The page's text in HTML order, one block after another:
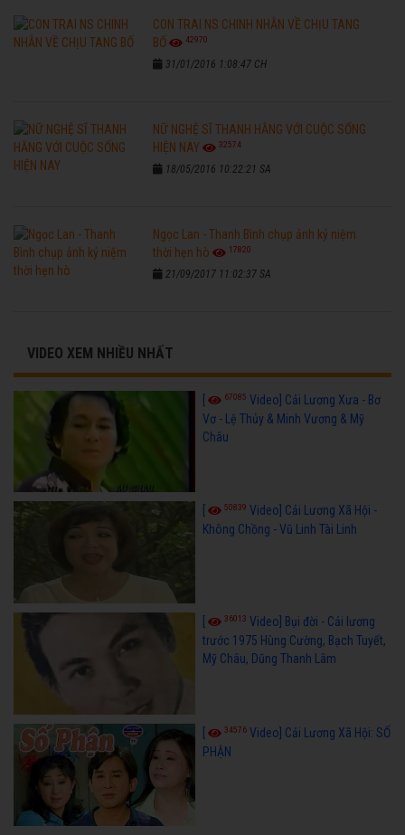
CON TRAI NS CHINH NHẪN VỀ CHỊU TANG
BỐ
42970
31/01/2016 1:08:47 CH
NỮ NGHỆ SĨ THANH HẰNG VỚI CUỘC SỐNG
HIỆN NAY
32574
18/05/2016 10:22:21 SA
Ngọc Lan - Thanh Bình chụp ảnh kỷ niệm
thời hẹn hò
17820
21/09/2017 11:02:37 SA
VIDEO XEM NHIỀU NHẤT
[ 67085 Video] Cải Lương Xưa - Bơ
Vơ - Lệ Thủy & Minh Vương & Mỹ
Châu
50839 Video] Cải Lương Xã Hội -
Không Chồng - Vũ Linh Tài Linh
36013 Video] Bụi đời - Cải lương
trước 1975 Hùng Cường, Bạch Tuyết,
Mỹ Châu, Dũng Thanh Lâm
34576 Video] Cải Lương Xã Hội: SỐ
PHẬN